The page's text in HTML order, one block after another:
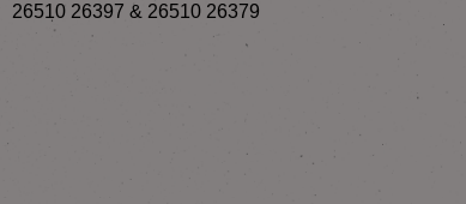
26510 26397 & 26510 26379